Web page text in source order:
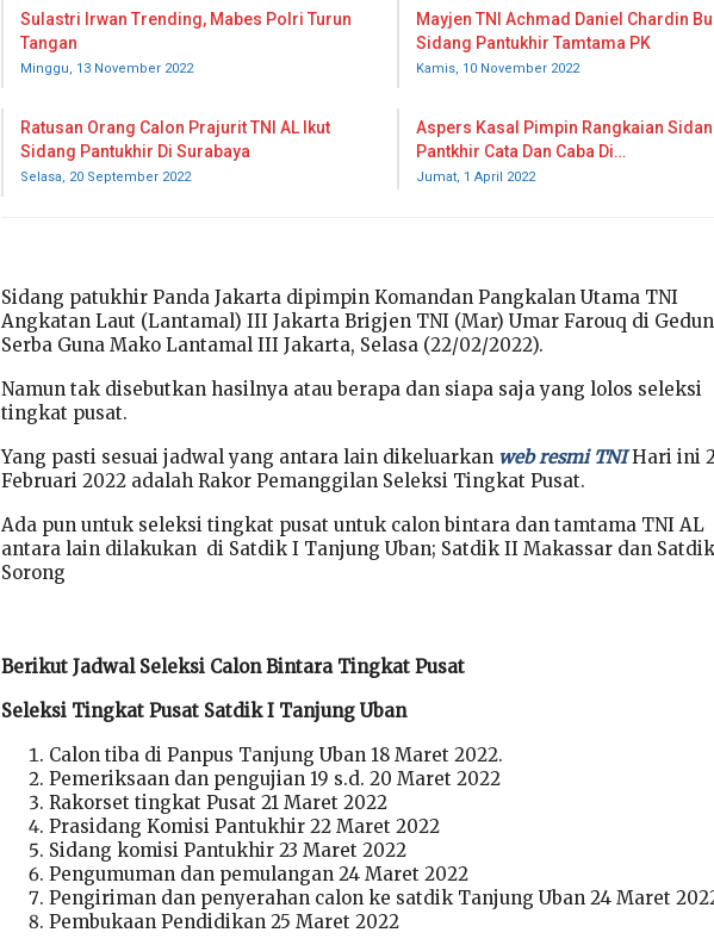
Sulastri Irwan Trending, Mabes Polri Turun
Tangan
Minggu, 13 November 2022
Mayjen TNI Achmad Daniel Chardin
Sidang Pantukhir Tamtama PK
Kamis, 10 November 2022
Ratusan Orang Calon Prajurit TNI AL Ikut
Sidang Pantukhir Di Surabaya
Selasa, 20 September 2022
Aspers Kasal Pimpin Rangkaian
Pantkhir Cata Dan Caba Di…
Jumat, 1 April 2022
Sidang patukhir Panda Jakarta dipimpin Komandan Pangkalan Utama TNI
Angkatan Laut (Lantamal) III Jakarta Brigjen TNI (Mar) Umar Farouq di
Serba Guna Mako Lantamal III Jakarta, Selasa (22/02/2022).
Namun tak disebutkan hasilnya atau berapa dan siapa saja yang lolos seleksi
tingkat pusat.
Yang pasti sesuai jadwal yang antara lain dikeluarkan web resmi TNI Hari ini
Februari 2022 adalah Rakor Pemanggilan Seleksi Tingkat Pusat.
Ada pun untuk seleksi tingkat pusat untuk calon bintara dan tamtama TNI AL
antara lain dilakukan di Satdik I Tanjung Uban; Satdik II Makassar dan
Sorong
Berikut Jadwal Seleksi Calon Bintara Tingkat Pusat
Seleksi Tingkat Pusat Satdik I Tanjung Uban
Calon tiba di Panpus Tanjung Uban 18 Maret 2022.
Pemeriksaan dan pengujian 19 s.d. 20 Maret 2022
Rakorset tingkat Pusat 21 Maret 2022
Prasidang Komisi Pantukhir 22 Maret 2022
Sidang komisi Pantukhir 23 Maret 2022
Pengumuman dan pemulangan 24 Maret 2022
Pengiriman dan penyerahan calon ke satdik Tanjung Uban 24 Maret
Pembukaan Pendidikan 25 Maret 2022